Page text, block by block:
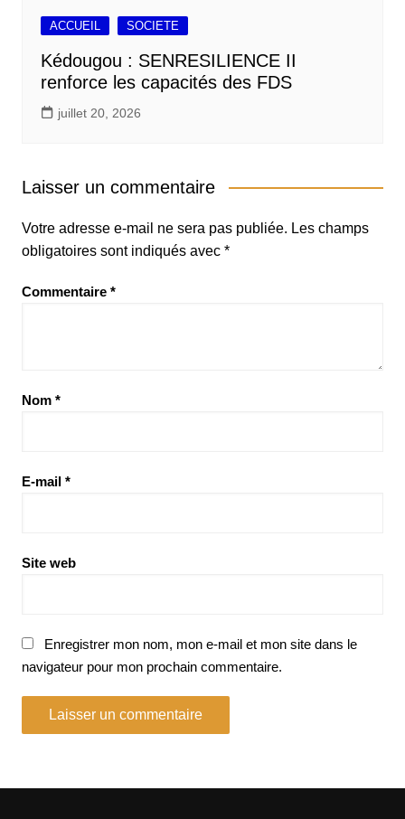
ACCUEIL SOCIETE
Kédougou : SENRESILIENCE II
renforce les capacités des FDS
juillet 20, 2026
Laisser un commentaire
Votre adresse e-mail ne sera pas publiée. Les champs
obligatoires sont indiqués avec *
Commentaire *
Nom *
E-mail *
Site web
Enregistrer mon nom, mon e-mail et mon site dans le
navigateur pour mon prochain commentaire.